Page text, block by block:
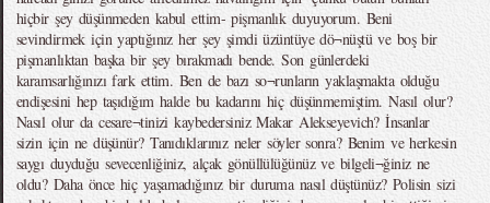
hiçbir şey düşünmeden kabul ettim- pişmanlık duyuyorum. Beni
sevindirmek için yaptığınız her şey şimdi üzüntüye dö¬nüştü ve boş bir
pişmanlıktan başka bir şey bırakmadı bende. Son günlerdeki
karamsarlığınızı fark ettim. Ben de bazı so¬runların yaklaşmakta olduğu
endişesini hep taşıdığım halde bu kadarını hiç düşünmemiştim. Nasıl olur?
Nasıl olur da cesare¬tinizi kaybedersiniz Makar Alekseyevich? İnsanlar
sizin için ne düşünür? Tanıdıklarınız neler söyler sonra? Benim ve herkesin
saygı duyduğu sevecenliğiniz, alçak gönüllülüğünüz ve bilgeli¬ğiniz ne
oldu? Daha önce hiç yaşamadığınız bir duruma nasıl düştünüz? Polisin sizi